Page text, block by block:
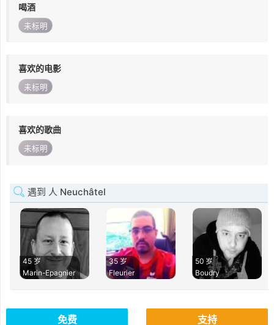
喝酒
未标明
喜欢的电影
未标明
喜欢的歌曲
未标明
遇到 人 Neuchâtel
45 岁
Marin-Epagnier
35 岁
Fleurier
50 岁
Boudry
免费 支持